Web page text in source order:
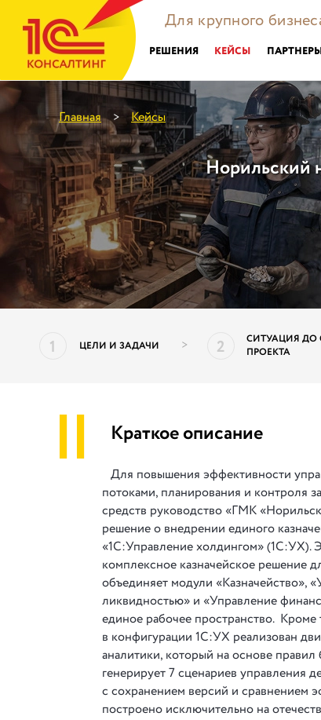
Для крупного
РЕШЕНИЯ КЕЙСЫ
Главная > Кейсы
Норильский
1 ЦЕЛИ И ЗАДАЧИ > 2
СИТУАЦИЯ ДО
ПРОЕКТА
|| Краткое описание
Для повышения эффективности
потоками, планирования и контроля
средств руководство «ГМК
решение о внедрении единого
«1С:Управление холдингом» (1С:УХ).
комплексное казначейское решение
объединяет модули «Казначейство»,
ликвидностью» и «Управление
единое рабочее пространство. Кроме
в конфигурации 1С:УХ реализован
аналитики, который на основе правил
генерирует 7 сценариев управления
с сохранением версий и сравнением
построено исключительно на